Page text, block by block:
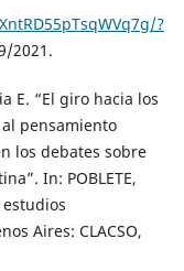
?
2021.
E. “El giro hacia los
pensamiento
los debates sobre
In: POBLETE,
estudios
Aires: CLACSO,